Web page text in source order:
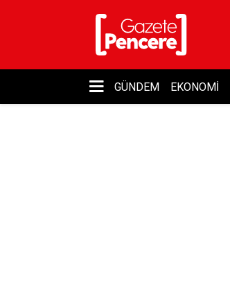
GÜNDEM EKONOMI